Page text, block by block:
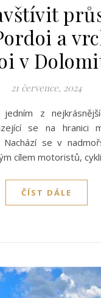
a
v
21 července, 2024
se na hranici
se v
cílem motoristů,
ČÍST DÁLE